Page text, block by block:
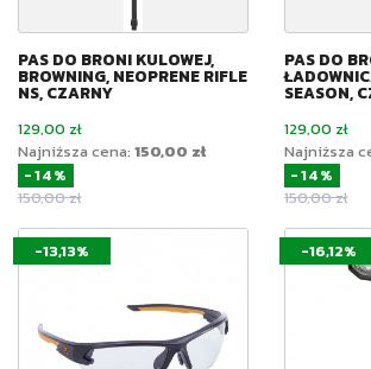
PAS DO BRONI KULOWEJ,
BROWNING, NEOPRENE RIFLE
NS, CZARNY
Cena
129,00 zł
Najniższa cena: 150,00 zł
-14%
Cena podstawowa
150,00 zł
PAS DO
SEASON,
Cena
129,00 zł
Najniższa
-14%
Cena
150,00 zł
-13,13% -16,12%